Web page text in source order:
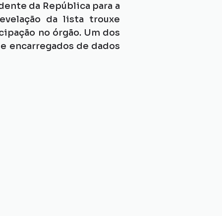
da República para a
da lista trouxe
no órgão. Um dos
encarregados de dados